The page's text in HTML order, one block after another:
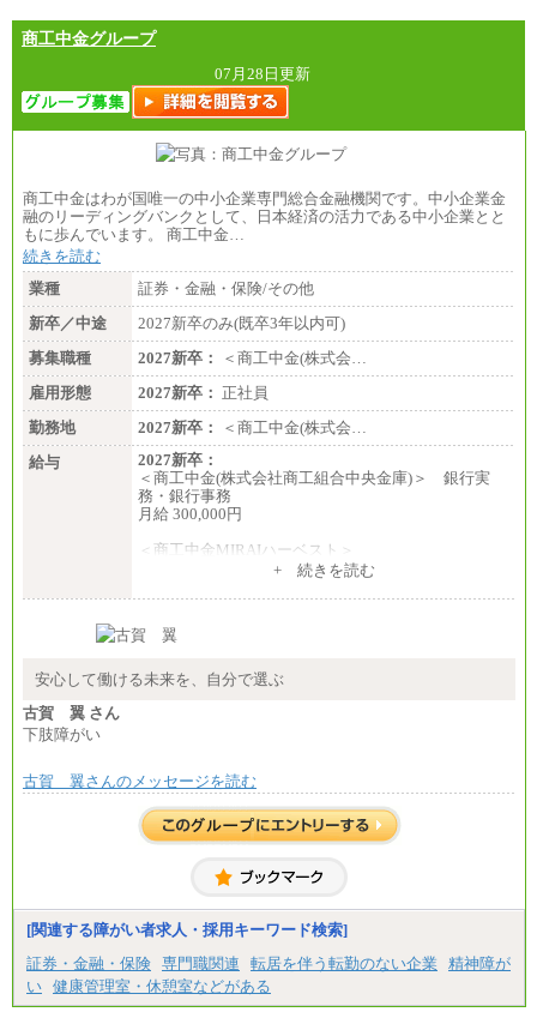
商工中金グループ
07月28日更新
商工中金はわが国唯一の中小企業専門総合金融機関です。中小企業金
融のリーディングバンクとして、日本経済の活力である中小企業とと
もに歩んでいます。 商工中金…
続きを読む
業種
証券・金融・保険/その他
新卒／中途
2027新卒のみ(既卒3年以内可)
募集職種
2027新卒：
＜商工中金(株式会…
雇用形態
2027新卒： 正社員
勤務地
2027新卒：
＜商工中金(株式会…
給与
2027新卒：
＜商工中金(株式会社商工組合中央金庫)＞ 銀行実
務・銀行事務
月給 300,000円
＜商工中金MIRAIハーベスト＞
+ 続きを読む
安心して働ける未来を、自分で選ぶ
古賀 翼 さん
下肢障がい
古賀 翼さんのメッセージを読む
[関連する障がい者求人・採用キーワード検索]
証券・金融・保険 専門職関連 転居を伴う転勤のない企業
精神障が
い 健康管理室・休憩室などがある